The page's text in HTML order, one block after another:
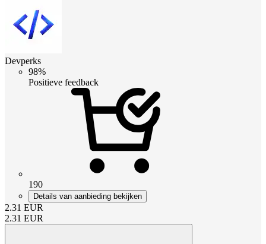
Devperks
98%
Positieve feedback
190
Details van aanbieding bekijken
2.31 EUR
2.31 EUR